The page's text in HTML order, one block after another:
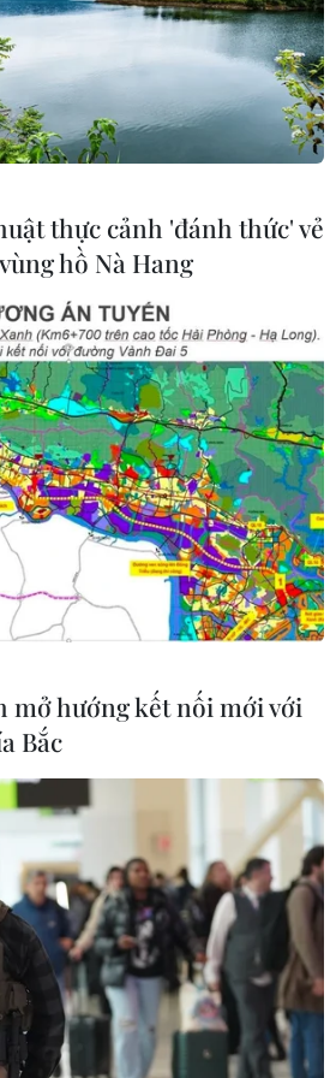
hội đồng thẩm
về thuế quan
hệ thống điện
giá về mối đe
bình, an ninh
100 tỷ USD thuế
của Tòa án Tối
TẤN XÃ VIỆT NAM
DUẨN
THỊ TÁM, KHÚC THANH
thực cảnh 'đánh thức' vẻ
hồ Nà Hang
mở hướng kết nối mới với
Bắc